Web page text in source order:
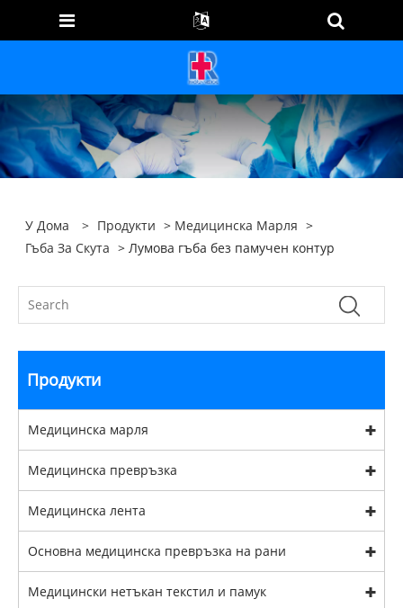
У Дома > Продукти > Медицинска Марля >
Гъба За Скута > Лумова гъба без памучен контур
Продукти
Медицинска марля
Медицинска превръзка
Медицинска лента
Основна медицинска превръзка на рани
Медицински нетъкан текстил и памук